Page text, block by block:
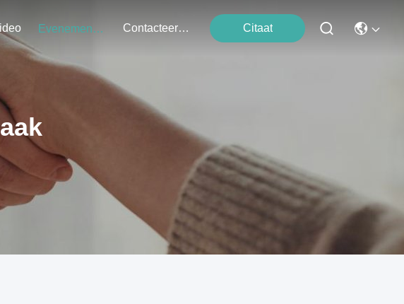
Evenementen Contacteer Ons Citaat